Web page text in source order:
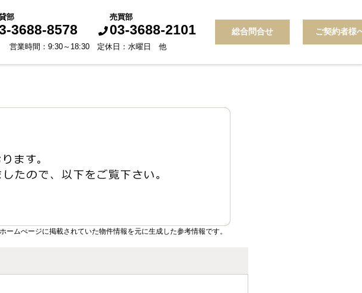
部
3688-8578
売買部
03-3688-2101
営業時間：9:30～18:30 定休日：水曜日 他
総合問合せ ご契約者様
ムぺージに掲載されていた物件情報を元に生成した参考情報です。